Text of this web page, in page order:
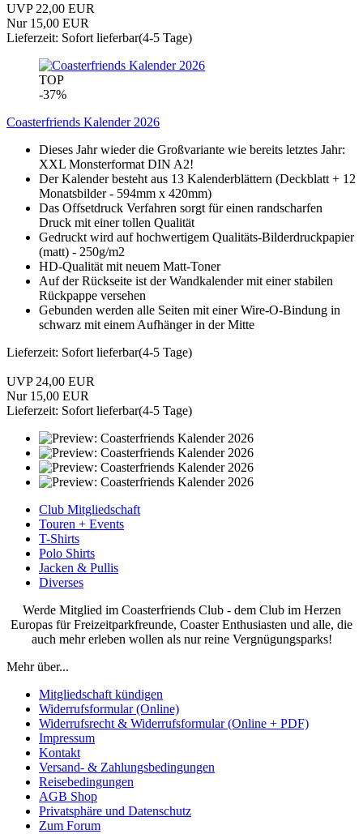
UVP 22,00 EUR
Nur 15,00 EUR
Lieferzeit: Sofort lieferbar(4-5 Tage)
TOP
-37%
Coasterfriends Kalender 2026
Dieses Jahr wieder die Großvariante wie bereits letztes Jahr:
XXL Monsterformat DIN A2!
Der Kalender besteht aus 13 Kalenderblättern (Deckblatt + 12
Monatsbilder - 594mm x 420mm)
Das Offsetdruck Verfahren sorgt für einen randscharfen
Druck mit einer tollen Qualität
Gedruckt wird auf hochwertigem Qualitäts-Bilderdruckpapier
(matt) - 250g/m2
HD-Qualität mit neuem Matt-Toner
Auf der Rückseite ist der Wandkalender mit einer stabilen
Rückpappe versehen
Gebunden werden alle Seiten mit einer Wire-O-Bindung in
schwarz mit einem Aufhänger in der Mitte
Lieferzeit: Sofort lieferbar(4-5 Tage)
UVP 24,00 EUR
Nur 15,00 EUR
Lieferzeit: Sofort lieferbar(4-5 Tage)
Club Mitgliedschaft
Touren + Events
T-Shirts
Polo Shirts
Jacken & Pullis
Diverses
Werde Mitglied im Coasterfriends Club - dem Club im Herzen
Europas für Freizeitparkfreunde, Coaster Enthusiasten und alle, die
auch mehr erleben wollen als nur reine Vergnügungsparks!
Mehr über...
Mitgliedschaft kündigen
Widerrufsformular (Online)
Widerrufsrecht & Widerrufsformular (Online + PDF)
Impressum
Kontakt
Versand- & Zahlungsbedingungen
Reisebedingungen
AGB Shop
Privatsphäre und Datenschutz
Zum Forum